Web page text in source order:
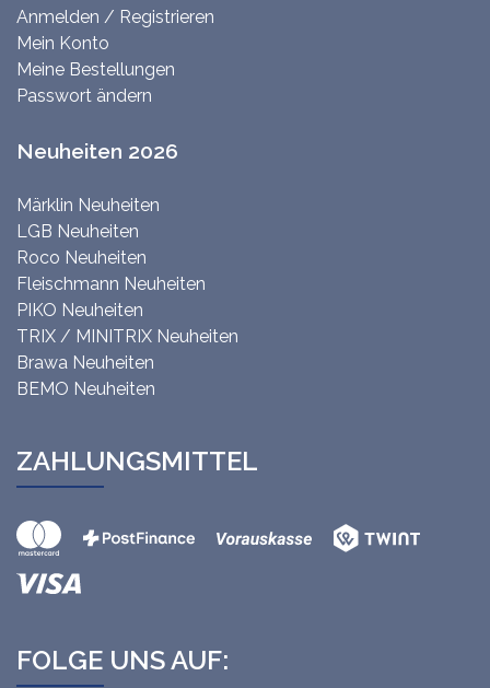
Anmelden / Registrieren
Mein Konto
Meine Bestellungen
Passwort ändern
Neuheiten 2026
Märklin Neuheiten
LGB Neuheiten
Roco Neuheiten
Fleischmann Neuheiten
PIKO Neuheiten
TRIX / MINITRIX Neuheiten
Brawa Neuheiten
BEMO Neuheiten
ZAHLUNGSMITTEL
FOLGE UNS AUF: